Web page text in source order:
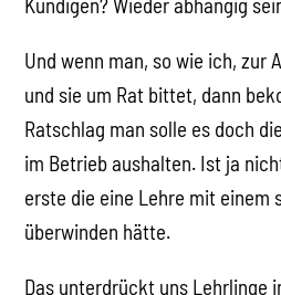
Und wenn man, so wie ich, zur
und sie um Rat bittet, dann
Ratschlag man solle es doch
im Betrieb aushalten. Ist ja
erste die eine Lehre mit einem
überwinden hätte.
Das unterdrückt uns Lehrlinge